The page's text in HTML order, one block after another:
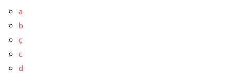
a
b
ç
c
d